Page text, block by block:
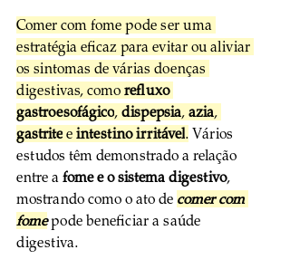
Comer com fome pode ser uma
estratégia eficaz para evitar ou aliviar
os sintomas de várias doenças
digestivas, como refluxo
gastroesofágico, dispepsia, azia,
gastrite e intestino irritável. Vários
estudos têm demonstrado a relação
entre a fome e o sistema digestivo,
mostrando como o ato de comer com
fome pode beneficiar a saúde
digestiva.